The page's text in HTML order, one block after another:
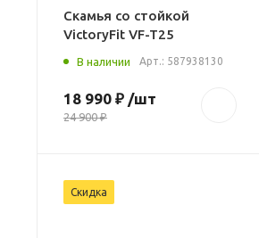
Скамья со стойкой
VictoryFit VF-T25
В наличии Арт.: 587938130
18 990 ₽ /шт
24 900 ₽
Скидка